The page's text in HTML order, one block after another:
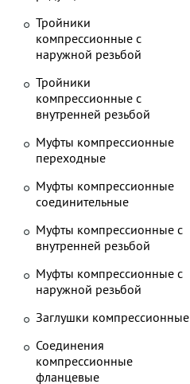
Тройники
компрессионные с
наружной резьбой
Тройники
компрессионные с
внутренней резьбой
Муфты компрессионные
переходные
Муфты компрессионные
соединительные
Муфты компрессионные с
внутренней резьбой
Муфты компрессионные с
наружной резьбой
Заглушки компрессионные
Соединения
компрессионные
фланцевые